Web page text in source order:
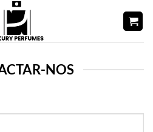
NOS